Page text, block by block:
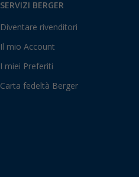
SERVIZI BERGER
Diventare rivenditori
Il mio Account
I miei Preferiti
Carta fedeltà Berger